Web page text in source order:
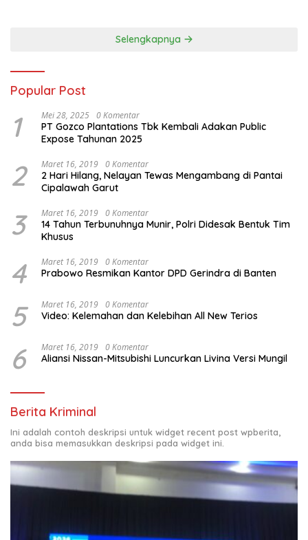
Selengkapnya
Popular Post
1 Mei 28, 2025 0 Komentar
PT Gozco Plantations Tbk Kembali Adakan Public
Expose Tahunan 2025
2 Maret 16, 2019 0 Komentar
2 Hari Hilang, Nelayan Tewas Mengambang di Pantai
Cipalawah Garut
3 Maret 16, 2019 0 Komentar
14 Tahun Terbunuhnya Munir, Polri Didesak Bentuk Tim
Khusus
4 Maret 16, 2019 0 Komentar
Prabowo Resmikan Kantor DPD Gerindra di Banten
5 Maret 16, 2019 0 Komentar
Video: Kelemahan dan Kelebihan All New Terios
6 Maret 16, 2019 0 Komentar
Aliansi Nissan-Mitsubishi Luncurkan Livina Versi Mungil
Berita Kriminal
Ini adalah contoh deskripsi untuk widget recent post wpberita,
anda bisa memasukkan deskripsi pada widget ini.